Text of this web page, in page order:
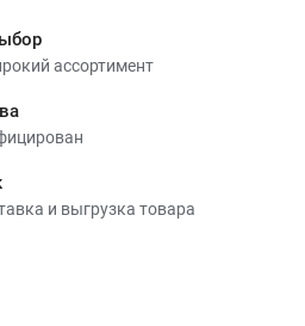
ассортимент
и выгрузка товара